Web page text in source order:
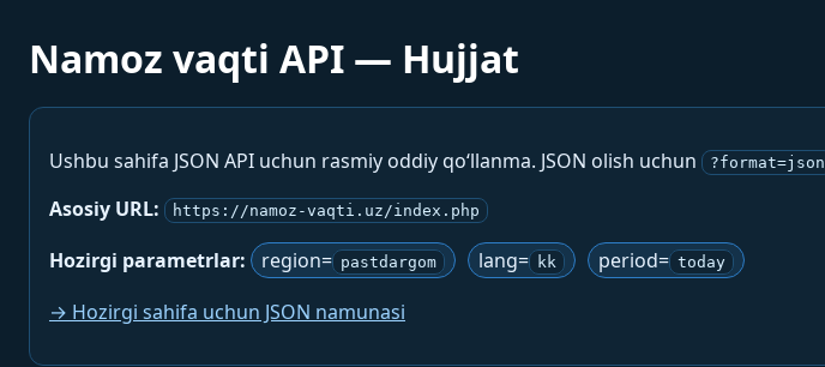
Namoz vaqti API — Hujjat
Ushbu sahifa JSON API uchun rasmiy oddiy qo‘llanma. JSON olish uchun ?format=json
Asosiy URL:
https://namoz-vaqti.uz/index.php
Hozirgi parametrlar: region= pastdargom lang= kk period= today
→ Hozirgi sahifa uchun JSON namunasi